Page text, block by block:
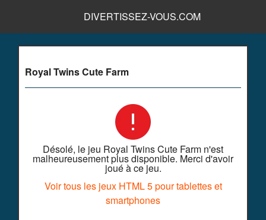
DIVERTISSEZ-VOUS.COM
Royal Twins Cute Farm
Désolé, le jeu Royal Twins Cute Farm n'est
malheureusement plus disponible. Merci d'avoir
joué à ce jeu.
Voir tous les jeux HTML 5 pour tablettes et
smartphones